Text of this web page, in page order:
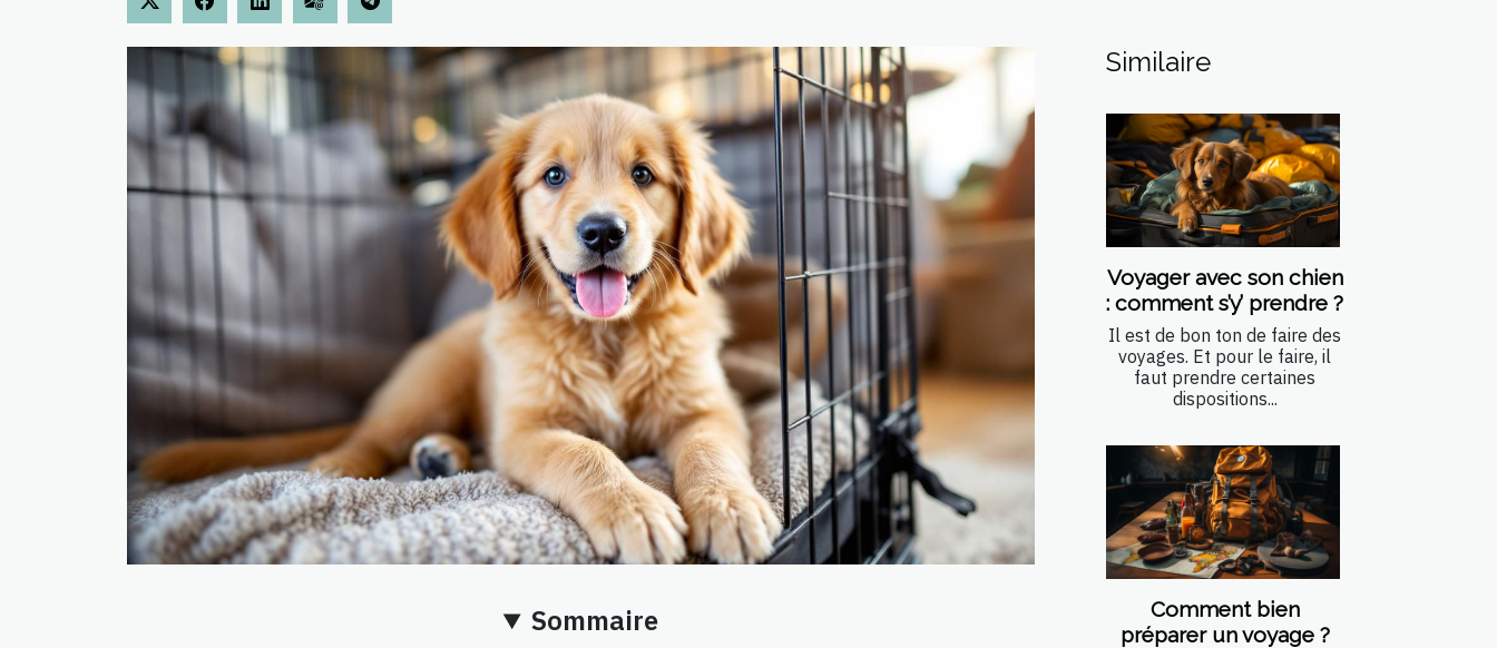
Sommaire
Similaire
Voyager avec son chien
: comment s’y’ prendre ?
Il est de bon ton de faire des
voyages. Et pour le faire, il
faut prendre certaines
dispositions...
Comment bien
préparer un voyage ?